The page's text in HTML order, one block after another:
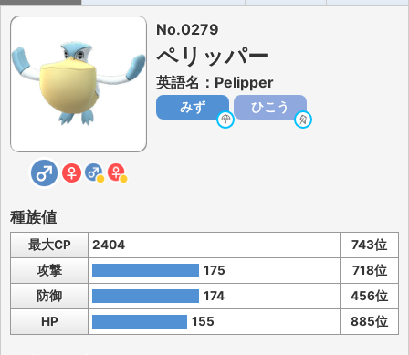
No.0279
ペリッパー
英語名：Pelipper
みず ひこう
種族値
最大CP 2404
743位
攻撃
175
718位
防御
174
456位
HP
155 885位